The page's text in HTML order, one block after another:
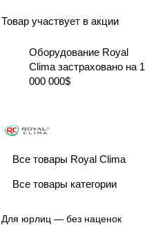
Товар участвует в акции
Оборудование Royal
Clima застраховано на 1
000 000$
Все товары Royal Clima
Все товары категории
Для юрлиц — без наценок